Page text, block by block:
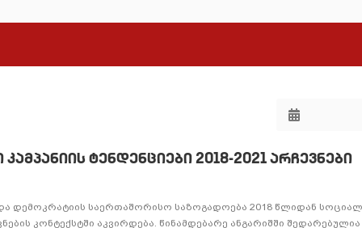
ტენდენციები 2018-2021 არჩევნები
დემოკრატიის საერთაშორისო საზოგადოება 2018 წლიდან
კონტექსტში აკვირდება. წინამდებარე ანგარიშში